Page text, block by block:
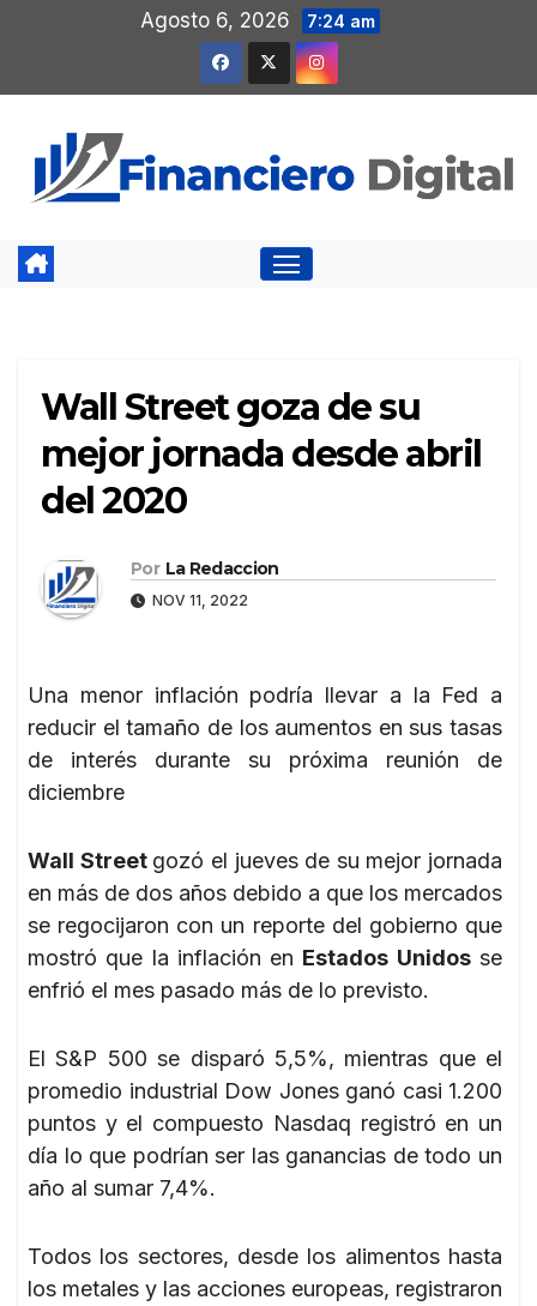
contenido
Agosto 6, 2026 7:24 am
Wall Street goza de su
mejor jornada desde abril
del 2020
Por La Redaccion
NOV 11, 2022
Una menor inflación podría llevar a la Fed a
reducir el tamaño de los aumentos en sus tasas
de interés durante su próxima reunión de
diciembre
Wall Street gozó el jueves de su mejor jornada
en más de dos años debido a que los mercados
se regocijaron con un reporte del gobierno que
mostró que la inflación en Estados Unidosse
enfrió el mes pasado más de lo previsto.
El S&P 500 se disparó 5,5%, mientras que el
promedio industrial Dow Jones ganó casi 1.200
puntos y el compuesto Nasdaq registró en un
día lo que podrían ser las ganancias de todo un
año al sumar 7,4%.
Todos los sectores, desde los alimentos hasta
los metales y las acciones europeas, registraron